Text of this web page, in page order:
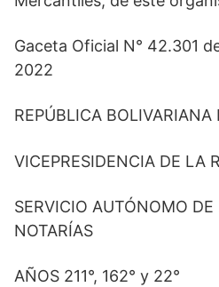
Gaceta Oficial N° 42.301
2022
REPÚBLICA BOLIVARIANA
VICEPRESIDENCIA DE LA
SERVICIO AUTÓNOMO DE
NOTARÍAS
AÑOS 211°, 162° y 22°